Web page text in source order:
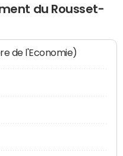
du Rousset-
de l'Economie)